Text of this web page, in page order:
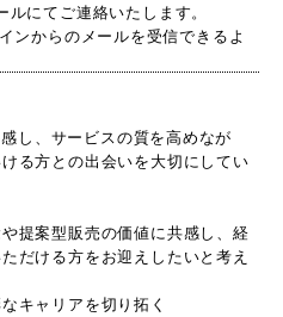
にてご連絡いたします。
からのメールを受信できるよ
し、サービスの質を高めなが
る方との出会いを大切にしてい
提案型販売の価値に共感し、経
だける方をお迎えしたいと考え
キャリアを切り拓く